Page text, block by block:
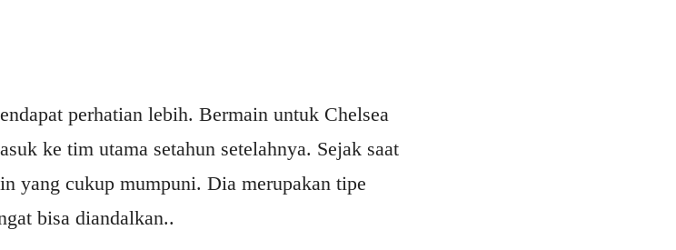
perhatian lebih. Bermain untuk Chelsea
ke tim utama setahun setelahnya. Sejak saat
yang cukup mumpuni. Dia merupakan tipe
bisa diandalkan..